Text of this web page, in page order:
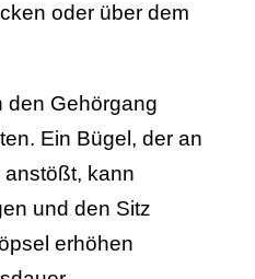
oder über dem
den Gehörgang
Ein Bügel, der an
kann
und den Sitz
erhöhen